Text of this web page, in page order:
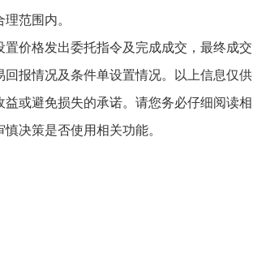
范围内。
价格发出委托指令及完成成交，最终成交
报情况及条件单设置情况。以上信息仅供
或避免损失的承诺。请您务必仔细阅读相
决策是否使用相关功能。